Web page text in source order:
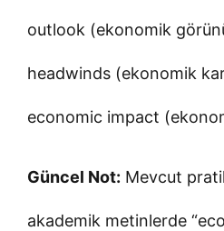
outlook (ekonomik
headwinds (ekonomik
economic impact
Güncel Not: Mevcut
akademik metinlerde